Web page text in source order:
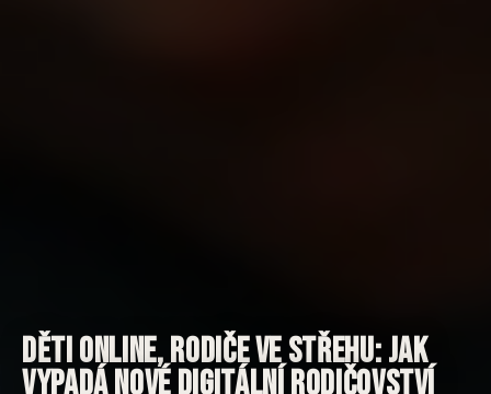
Děti online, rodiče ve střehu: jak
vypadá nové digitální rodičovství